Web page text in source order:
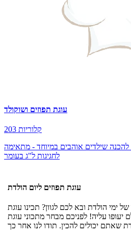
עוגת תפוזים ושוקולד
203 קלוריות
להכנה שילדים אוהבים במיוחד - מתאימה
לחגיגות ל"ג בעומר
עוגת תפוזים ליום הולדת
ימי הולדת ובא לכם לגוון? תכינו עוגת
יעופו עליה! לפניכם מבחר מתכוני עוגת